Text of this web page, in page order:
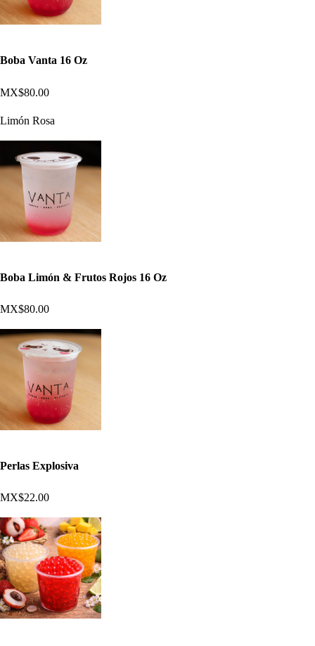
Boba Vanta 16 Oz
MX$80.00
Limón Rosa
Boba Limón & Frutos Rojos 16 Oz
MX$80.00
Perlas Explosiva
MX$22.00